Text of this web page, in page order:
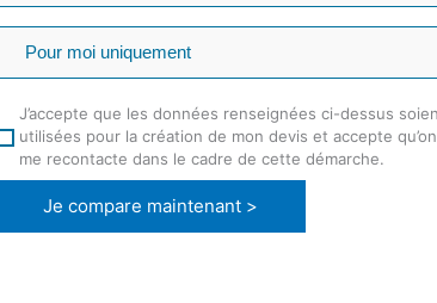
J’accepte que les données renseignées ci-dessus
utilisées pour la création de mon devis et accepte qu’on
me recontacte dans le cadre de cette démarche.
Je compare maintenant >